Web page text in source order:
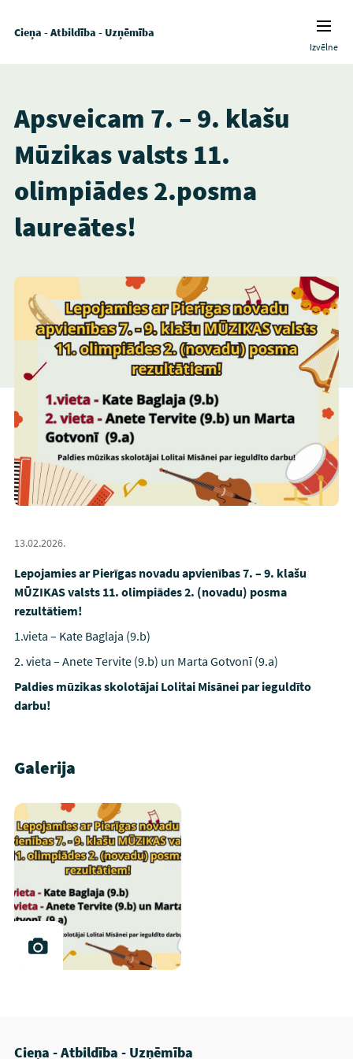
Cieņa - Atbildība - Uzņēmība
Izvēlne
Apsveicam 7. – 9. klašu
Mūzikas valsts 11.
olimpiādes 2.posma
laureātes!
13.02.2026.
Lepojamies ar Pierīgas novadu apvienības 7. – 9. klašu
MŪZIKAS valsts 11. olimpiādes 2. (novadu) posma
rezultātiem!
1.vieta – Kate Baglaja (9.b)
2. vieta – Anete Tervite(9.b) un Marta Gotvonī (9.a)
Paldies mūzikas skolotājai Lolitai Misānei par ieguldīto
darbu!
Galerija
Cieņa - Atbildība - Uzņēmība